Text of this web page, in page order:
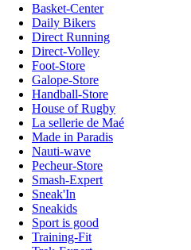
Basket-Center
Daily Bikers
Direct Running
Direct-Volley
Foot-Store
Galope-Store
Handball-Store
House of Rugby
La sellerie de Maé
Made in Paradis
Nauti-wave
Pecheur-Store
Smash-Expert
Sneak'In
Sneakids
Sport is good
Training-Fit